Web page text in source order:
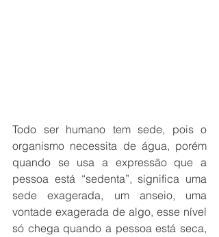
Todo ser humano tem sede, pois o
organismo necessita de água, porém
quando se usa a expressão que a
pessoa está “sedenta”, significa uma
sede exagerada, um anseio, uma
vontade exagerada de algo, esse nível
só chega quando a pessoa está seca,